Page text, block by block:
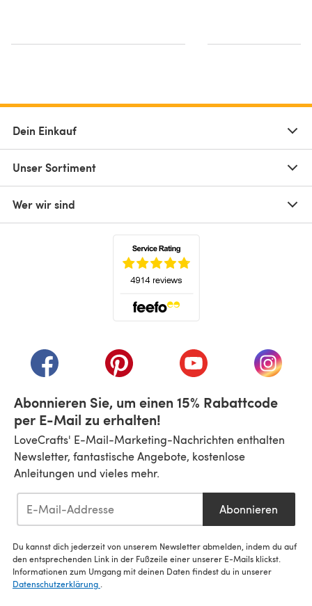
Dein Einkauf
Unser Sortiment
Wer wir sind
(öffnet sich in einem neuen Tab)
(öffnet sich in einem neuen Tab)
(öffnet sich in einem
(öffnet
Abonnieren Sie, um einen 15% Rabattcode
per E-Mail zu erhalten!
LoveCrafts' E-Mail-Marketing-Nachrichten enthalten
Newsletter, fantastische Angebote, kostenlose
Anleitungen und vieles mehr.
Abonnieren
Du kannst dich jederzeit von unserem Newsletter abmelden, indem du auf
den entsprechenden Link in der Fußzeile einer unserer E-Mails klickst.
Informationen zum Umgang mit deinen Daten findest du in unserer
Datenschutzerklärung